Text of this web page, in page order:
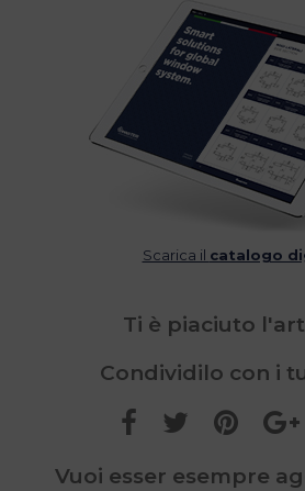
Scarica il catalogo
Ti è piaciuto
Condividilo con i
Vuoi esser esempre